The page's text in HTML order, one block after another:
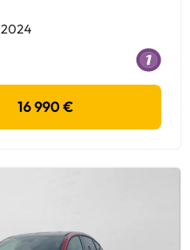
2024
16 990 €